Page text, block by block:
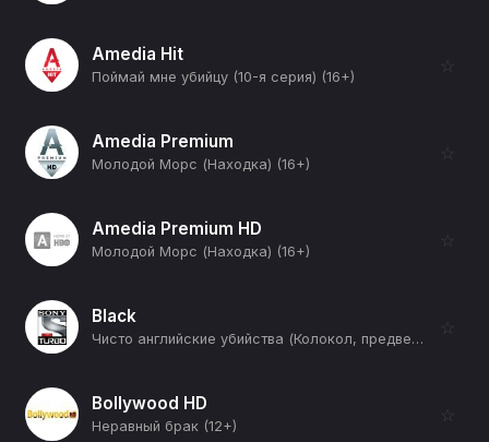
Amedia Hit
Поймай мне убийцу (10-я серия) (16+)
☆
Amedia Premium
Молодой Морс (Находка) (16+)
☆
Amedia Premium HD
Молодой Морс (Находка) (16+)
☆
Black
Чисто английские убийства (Колокол, предвещающий смерть) (16+)
☆
Bollywood HD
Неравный брак (12+)
☆